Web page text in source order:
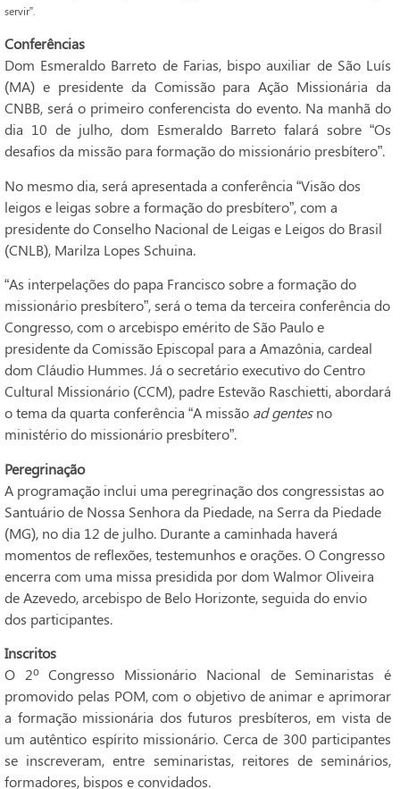
servir”.
Conferências
Dom Esmeraldo Barreto de Farias, bispo auxiliar de São Luís
(MA) e presidente da Comissão para Ação Missionária da
CNBB, será o primeiro conferencista do evento. Na manhã do
dia 10 de julho, dom Esmeraldo Barreto falará sobre “Os
desafios da missão para formação do missionário presbítero”.
No mesmo dia, será apresentada a conferência “Visão dos
leigos e leigas sobre a formação do presbítero”, com a
presidente do Conselho Nacional de Leigas e Leigos do Brasil
(CNLB), Marilza Lopes Schuina.
“As interpelações do papa Francisco sobre a formação do
missionário presbítero”, será o tema da terceira conferência do
Congresso, com o arcebispo emérito de São Paulo e
presidente da Comissão Episcopal para a Amazônia, cardeal
dom Cláudio Hummes. Já o secretário executivo do Centro
Cultural Missionário (CCM), padre Estevão Raschietti, abordará
o tema da quarta conferência “A missão ad gentesno
ministério do missionário presbítero”.
Peregrinação
A programação inclui uma peregrinação dos congressistas ao
Santuário de Nossa Senhora da Piedade, na Serra da Piedade
(MG), no dia 12 de julho. Durante a caminhada haverá
momentos de reflexões, testemunhos e orações. O Congresso
encerra com uma missa presidida por dom Walmor Oliveira
de Azevedo, arcebispo de Belo Horizonte, seguida do envio
dos participantes.
Inscritos
O 2º Congresso Missionário Nacional de Seminaristas é
promovido pelas POM, com o objetivo de animar e aprimorar
a formação missionária dos futuros presbíteros, em vista de
um autêntico espírito missionário. Cerca de 300 participantes
se inscreveram, entre seminaristas, reitores de seminários,
formadores, bispos e convidados.